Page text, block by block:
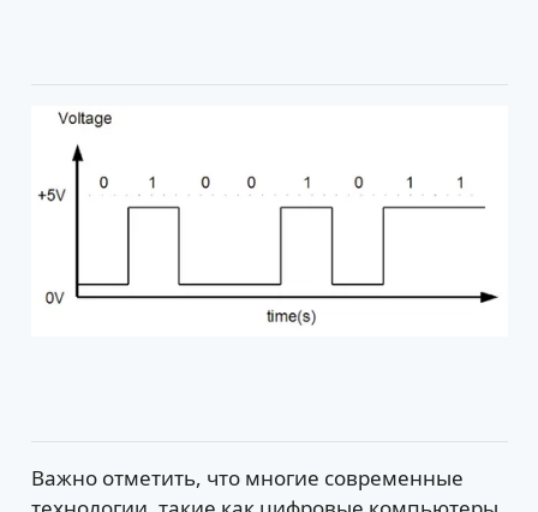
Важно отметить, что многие современные